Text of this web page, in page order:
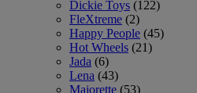
Dickie Toys (122)
FleXtreme (2)
Happy People (45)
Hot Wheels (21)
Jada (6)
Lena (43)
Majorette (53)